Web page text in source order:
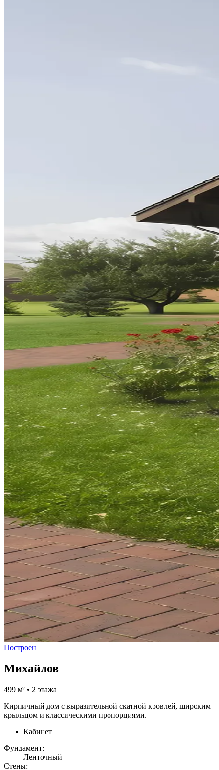
Построен
Михайлов
499 м² • 2 этажа
Кирпичный дом с выразительной скатной кровлей, широким
крыльцом и классическими пропорциями.
Кабинет
Фундамент:
Ленточный
Стены: